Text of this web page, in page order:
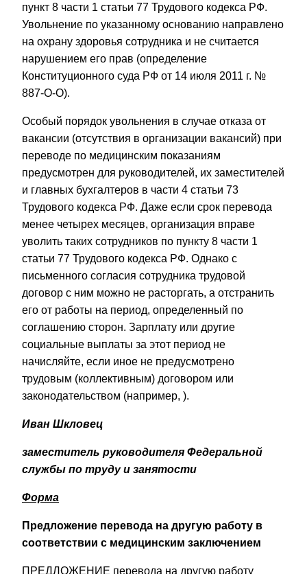
пункт 8 части 1 статьи 77 Трудового кодекса РФ.
Увольнение по указанному основанию направлено
на охрану здоровья сотрудника и не считается
нарушением его прав (определение
Конституционного суда РФ от 14 июля 2011 г. №
887-О-О).
Особый порядок увольнения в случае отказа от
вакансии (отсутствия в организации вакансий) при
переводе по медицинским показаниям
предусмотрен для руководителей, их заместителей
и главных бухгалтеров в части 4 статьи 73
Трудового кодекса РФ. Даже если срок перевода
менее четырех месяцев, организация вправе
уволить таких сотрудников по пункту 8 части 1
статьи 77 Трудового кодекса РФ. Однако с
письменного согласия сотрудника трудовой
договор с ним можно не расторгать, а отстранить
его от работы на период, определенный по
соглашению сторон. Зарплату или другие
социальные выплаты за этот период не
начисляйте, если иное не предусмотрено
трудовым (коллективным) договором или
законодательством (например, ).
Иван Шкловец
заместитель руководителя Федеральной
службы по труду и занятости
Форма
Предложение перевода на другую работу в
соответствии с медицинским заключением
ПРЕДЛОЖЕНИЕ перевода на другую работу